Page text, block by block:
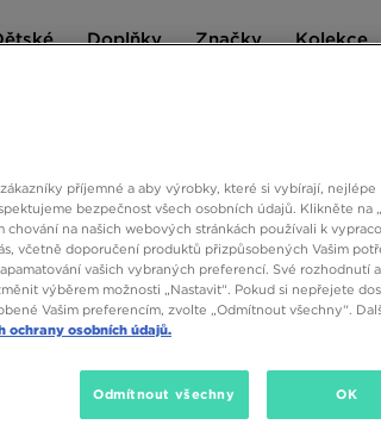
Doplňky Značky Kolekce
PUMA
690 Kč
příjemné a aby výrobky, které si vybírají, nejlépe
bezpečnost všech osobních údajů. Klikněte na
na našich webových stránkách používali k
včetně doporučení produktů přizpůsobených Vašim
vašich vybraných preferencí. Své rozhodnutí a
výběrem možnosti „Nastavit“. Pokud si nepřejete
Vašim preferencím, zvolte „Odmítnout všechny“.
ochrany osobních údajů.
Odmítnout všechny OK